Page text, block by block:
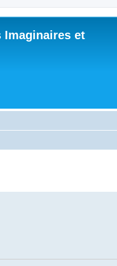
Imaginaires et